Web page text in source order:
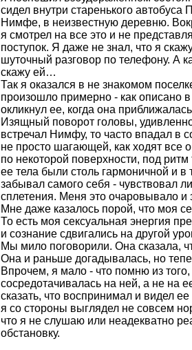
сидел внутри старенького
Нимфе, в неизвестную деревню.
я смотрел на все это и не
поступок. Я даже не знал, что я
шуточный разговор по телефону. А
скажу ей…
Так я оказался в не знакомом
произошло примерно - как описано
окликнул ее, когда она
Изящный поворот головы,
встречал Нимфу, то часто впадал в
не просто шагающей, как ходят все
по некоторой поверхности, под
ее тела были столь гармоничной и в
забывал самого себя - чувствовал
сплетения. Меня это очаровывало
Мне даже казалось порой, что моя
То есть моя сексуальная энергия
и сознание сдвигались на другой
Мы мило поговорили. Она сказала,
Она и раньше догадывалась, но
Впрочем, я мало - что помню из
сосредотачивалась на ней, а не на
сказать, что воспринимал и видел
я со стороны выглядел не совсем
что я не слушаю или неадекватно
обстановку.